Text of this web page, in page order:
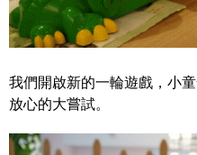
我們開啟新的一輪遊戲，小
放心的大嘗試。